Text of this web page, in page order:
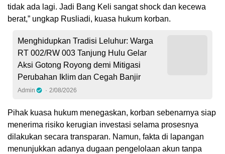
tidak ada lagi. Jadi Bang Keli sangat shock dan kecewa
berat,” ungkap Rusliadi, kuasa hukum korban.
Menghidupkan Tradisi Leluhur: Warga
RT 002/RW 003 Tanjung Hulu Gelar
Aksi Gotong Royong demi Mitigasi
Perubahan Iklim dan Cegah Banjir
Admin 2/08/2026
Pihak kuasa hukum menegaskan, korban sebenarnya siap
menerima risiko kerugian investasi selama prosesnya
dilakukan secara transparan. Namun, fakta di lapangan
menunjukkan adanya dugaan pengelolaan akun tanpa